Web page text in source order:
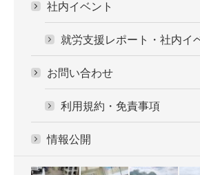
社内イベント
就労支援レポート・社内イ
お問い合わせ
利用規約・免責事項
情報公開